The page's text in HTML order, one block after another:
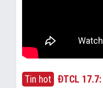
Tin hot ĐTCL